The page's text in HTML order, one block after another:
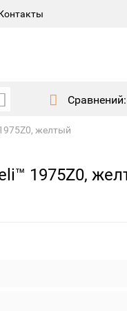
Сравнений:
желтый
1975Z0,